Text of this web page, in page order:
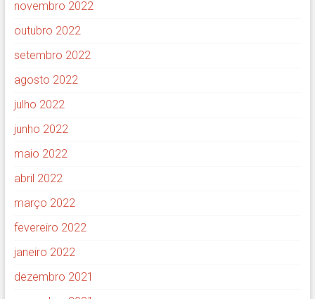
novembro 2022
outubro 2022
setembro 2022
agosto 2022
julho 2022
junho 2022
maio 2022
abril 2022
março 2022
fevereiro 2022
janeiro 2022
dezembro 2021